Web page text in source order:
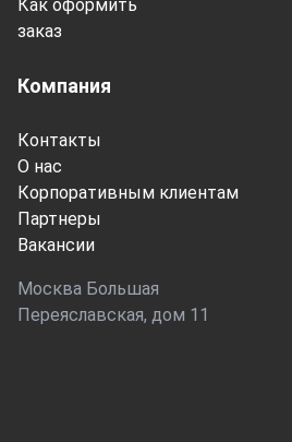
Компания
Контакты
О нас
Корпоративным клиентам
Партнеры
Вакансии
Москва Большая
Переяславская, дом 11
Как оформить
заказ